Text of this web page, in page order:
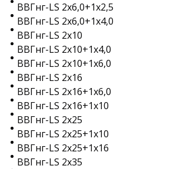
ВВГнг-LS 2х6,0+1х2,5
ВВГнг-LS 2х6,0+1х4,0
ВВГнг-LS 2х10
ВВГнг-LS 2х10+1х4,0
ВВГнг-LS 2х10+1х6,0
ВВГнг-LS 2х16
ВВГнг-LS 2х16+1х6,0
ВВГнг-LS 2х16+1х10
ВВГнг-LS 2х25
ВВГнг-LS 2х25+1х10
ВВГнг-LS 2х25+1х16
ВВГнг-LS 2х35